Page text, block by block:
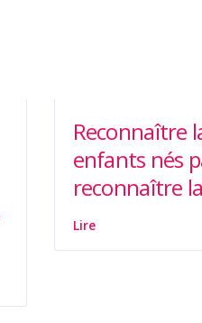
Reconnaître
enfants nés
reconnaître
Lire